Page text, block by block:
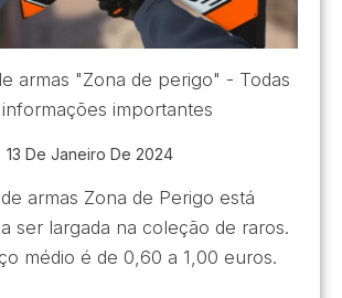
armas "Zona de perigo" - Todas
informações importantes
13 De Janeiro De 2024
armas Zona de Perigo está
ser largada na coleção de raros.
médio é de 0,60 a 1,00 euros.